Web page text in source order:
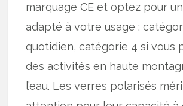
marquage CE et optez pour
adapté à votre usage :
quotidien, catégorie 4 si vous
des activités en haute
l’eau. Les verres polarisés